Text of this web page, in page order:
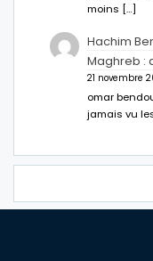
moins […]
Hachim
Maghreb :
21 novembre
omar
jamais vu